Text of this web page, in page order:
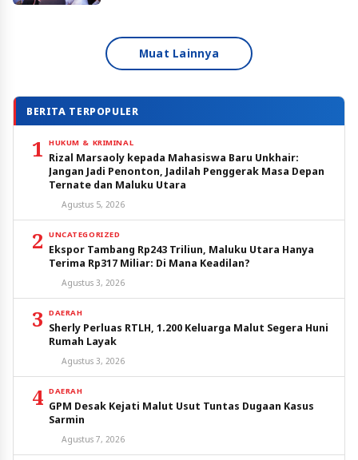
Muat Lainnya
BERITA TERPOPULER
1 HUKUM & KRIMINAL
Rizal Marsaoly kepada Mahasiswa Baru Unkhair:
Jangan Jadi Penonton, Jadilah Penggerak Masa Depan
Ternate dan Maluku Utara
Agustus 5, 2026
2 UNCATEGORIZED
Ekspor Tambang Rp243 Triliun, Maluku Utara Hanya
Terima Rp317 Miliar: Di Mana Keadilan?
Agustus 3, 2026
3 DAERAH
Sherly Perluas RTLH, 1.200 Keluarga Malut Segera Huni
Rumah Layak
Agustus 3, 2026
4 DAERAH
GPM Desak Kejati Malut Usut Tuntas Dugaan Kasus
Sarmin
Agustus 7, 2026